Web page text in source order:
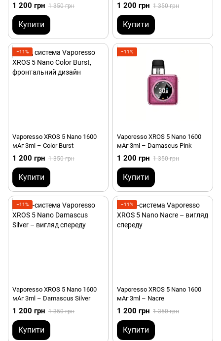
1 200 грн 1 350 грн
Купити
1 200 грн 1 350 грн
Купити
−11%
Vaporesso XROS 5 Nano 1600
мАг 3ml – Color Burst
1 200 грн 1 350 грн
Купити
−11%
Vaporesso XROS 5 Nano 1600
мАг 3ml – Damascus Pink
1 200 грн 1 350 грн
Купити
−11%
Vaporesso XROS 5 Nano 1600
мАг 3ml – Damascus Silver
1 200 грн 1 350 грн
Купити
−11%
Vaporesso XROS 5 Nano 1600
мАг 3ml – Nacre
1 200 грн 1 350 грн
Купити